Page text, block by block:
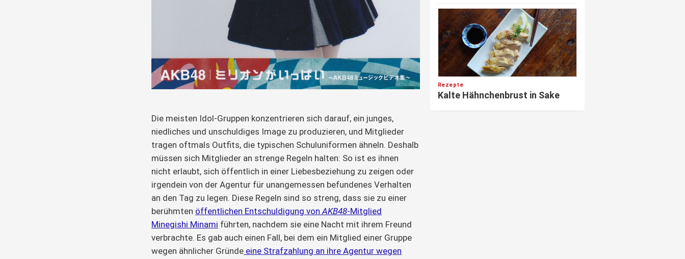
Die meisten Idol-Gruppen konzentrieren sich darauf, ein junges,
niedliches und unschuldiges Image zu produzieren, und Mitglieder
tragen oftmals Outfits, die typischen Schuluniformen ähneln. Deshalb
müssen sich Mitglieder an strenge Regeln halten: So ist es ihnen
nicht erlaubt, sich öffentlich in einer Liebesbeziehung zu zeigen oder
irgendein von der Agentur für unangemessen befundenes Verhalten
an den Tag zu legen. Diese Regeln sind so streng, dass sie zu einer
berühmten öffentlichen Entschuldigung von AKB48-Mitglied
Minegishi Minami führten, nachdem sie eine Nacht mit ihrem Freund
verbrachte. Es gab auch einen Fall, bei dem ein Mitglied einer Gruppe
wegen ähnlicher Gründe eine Strafzahlung an ihre Agentur wegen
Rezepte
Kalte Hähnchenbrust in Sake